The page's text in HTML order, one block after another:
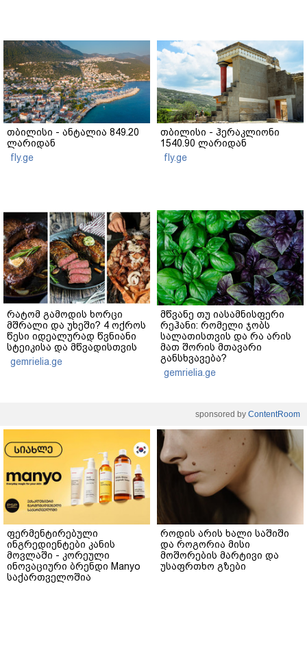
თბილისი - ანტალია 849.20
ლარიდან
fly.ge
თბილისი - ჰერაკლიონი
1540.90 ლარიდან
fly.ge
რატომ გამოდის ხორცი
მშრალი და უხეში? 4 ოქროს
წესი იდეალურად წვნიანი
სტეიკისა და მწვადისთვის
gemrielia.ge
მწვანე თუ იასამნისფერი
რეჰანი: რომელი ჯობს
სალათისთვის და რა არის
მათ შორის მთავარი
განსხვავება?
gemrielia.ge
sponsored by ContentRoom
ფერმენტირებული
ინგრედიენტები კანის
მოვლაში - კორეული
ინოვაციური ბრენდი Manyo
საქართველოშია
როდის არის ხალი საშიში
და როგორია მისი
მოშორების მარტივი და
უსაფრთხო გზები